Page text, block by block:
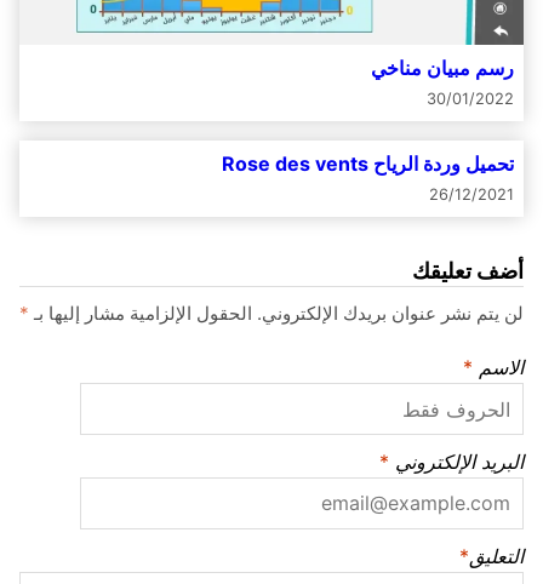
رسم مبيان مناخي
30/01/2022
تحميل وردة الرياح Rose des vents
26/12/2021
أضف تعليقك
لن يتم نشر عنوان بريدك الإلكتروني. الحقول الإلزامية مشار إليها بـ *
الاسم *
البريد الإلكتروني *
التعليق*